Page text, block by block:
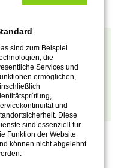
möglich.
sind zum Beispiel
die
Services und
ermöglichen,
und
Diese
sind essenziell für
Funktion der Website
können nicht abgelehnt